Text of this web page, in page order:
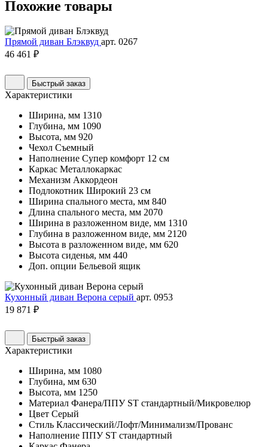
Похожие товары
Прямой диван Блэквуд арт. 0267
46 461 ₽
Быстрый заказ
Характеристики
Ширина, мм 1310
Глубина, мм 1090
Высота, мм 920
Чехол Съемный
Наполнение Супер комфорт 12 см
Каркас Металлокаркас
Механизм Аккордеон
Подлокотник Широкий 23 см
Ширина спального места, мм 840
Длина спального места, мм 2070
Ширина в разложенном виде, мм 1310
Глубина в разложенном виде, мм 2120
Высота в разложенном виде, мм 620
Высота сиденья, мм 440
Доп. опции Бельевой ящик
Кухонный диван Верона серый арт. 0953
19 871 ₽
Быстрый заказ
Характеристики
Ширина, мм 1080
Глубина, мм 630
Высота, мм 1250
Материал Фанера/ППУ ST стандартный/Микровелюр
Цвет Серый
Стиль Классический/Лофт/Минимализм/Прованс
Наполнение ППУ ST стандартный